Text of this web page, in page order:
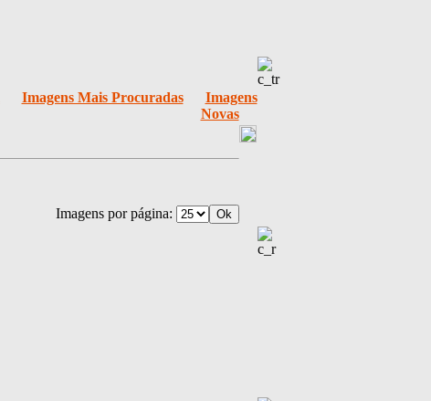
Imagens Mais Procuradas
Imagens
Novas
Imagens por página: